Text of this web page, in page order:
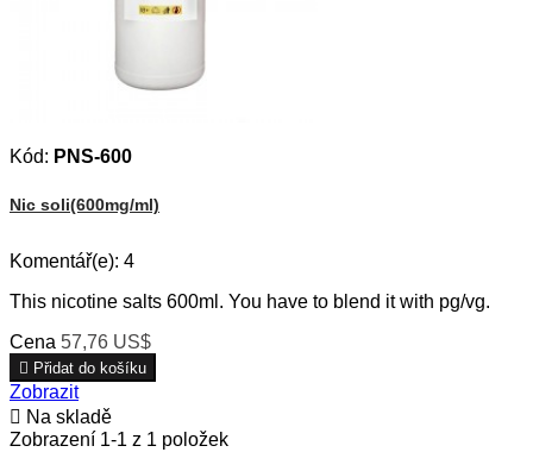
Kód: PNS-600
Nic soli(600mg/ml)
Komentář(e): 4
This nicotine salts 600ml. You have to blend it with pg/vg.
Cena 57,76 US$
 Přidat do košíku
Zobrazit
 Na skladě
Zobrazení 1-1 z 1 položek